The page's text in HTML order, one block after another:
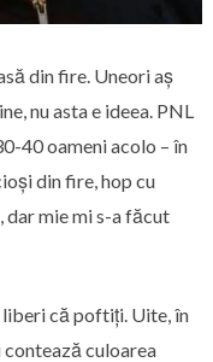
din fire. Uneori aș
nu asta e ideea. PNL
40 oameni acolo – în
din fire, hop cu
dar mie mi s-a făcut
liberi că poftiți. Uite, în
contează culoarea